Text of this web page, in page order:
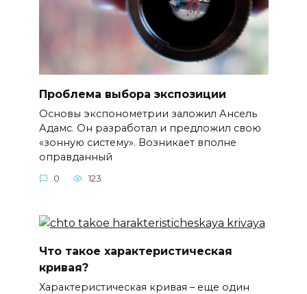
Проблема выбора экспозиции
Основы экспонометрии заложил Ансель
Адамс. Он разработал и предложил свою
«зонную систему». Возникает вполне
оправданный
0 123
Что такое характеристическая
кривая?
Характеристическая кривая – еще один